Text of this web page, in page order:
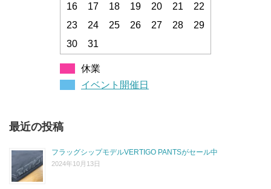
16
17 18 19 20 21
22
23
24 25 26 27 28
29
30
31
休業
イベント開催日
最近の投稿
フラッグシップモデルVERTIGO PANTSがセール中
2024年10月13日